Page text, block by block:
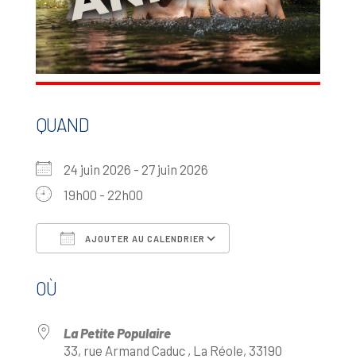
QUAND
24 juin 2026 - 27 juin 2026
19h00 - 22h00
AJOUTER AU CALENDRIER
OÙ
La Petite Populaire
33, rue Armand Caduc , La Réole, 33190